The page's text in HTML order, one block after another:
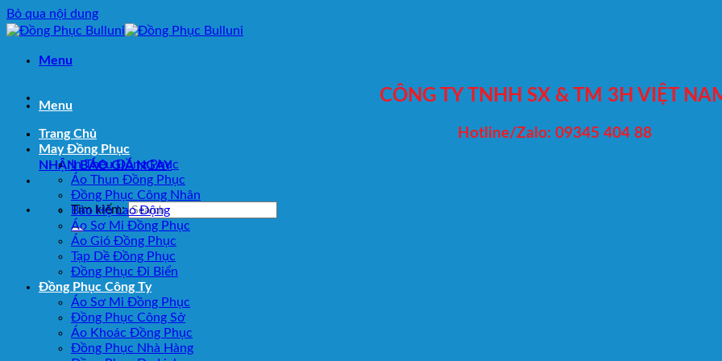
Bỏ qua nội dung
Menu
CÔNG TY TNHH SX & TM 3H VIỆT
Hotline/Zalo: 09345 404 88
NHẬN BÁO GIÁ NGAY
Tìm kiếm:
Menu
Trang Chủ
May Đồng Phục
In Thêu Đồng Phục
Áo Thun Đồng Phục
Đồng Phục Công Nhân
Bảo Hộ Lao Động
Áo Sơ Mi Đồng Phục
Áo Gió Đồng Phục
Tạp Dề Đồng Phục
Đồng Phục Đi Biển
Đồng Phục Công Ty
Áo Sơ Mi Đồng Phục
Đồng Phục Công Sở
Áo Khoác Đồng Phục
Đồng Phục Nhà Hàng